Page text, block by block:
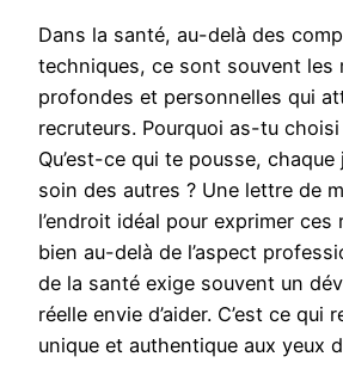
Dans la santé, au-delà des
techniques, ce sont souvent les
profondes et personnelles qui
recruteurs. Pourquoi as-tu
Qu’est-ce qui te pousse,
soin des autres ? Une lettre de
l’endroit idéal pour exprimer
bien au-delà de l’aspect
de la santé exige souvent un
réelle envie d’aider. C’est ce qui
unique et authentique aux yeux